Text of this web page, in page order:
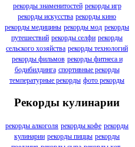
рекорды знаменитостей рекорды игр
рекорды искусства рекорды кино
рекорды медицины рекорды мод рекорды
путешествий рекорды селфи рекорды
сельского хозяйства рекорды технологий
рекорды фильмов рекорды фитнеса и
бодибилдинга спортивные рекорды
температурные рекорды фото рекорды
Рекорды кулинарии
рекорды алкоголя рекорды кофе рекорды
кулинарии рекорды пиццы рекорды